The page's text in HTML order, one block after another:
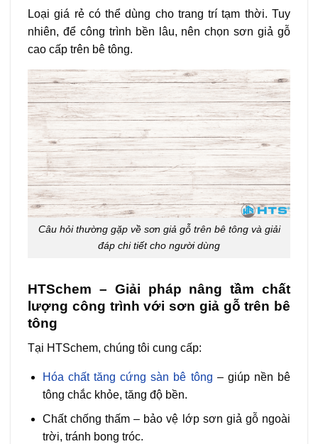
Loại giá rẻ có thể dùng cho trang trí tạm thời. Tuy
nhiên, để công trình bền lâu, nên chọn sơn giả gỗ
cao cấp trên bê tông.
Câu hỏi thường gặp về sơn giả gỗ trên bê tông và giải
đáp chi tiết cho người dùng
HTSchem – Giải pháp nâng tầm chất
lượng công trình với sơn giả gỗ trên bê
tông
Tại HTSchem, chúng tôi cung cấp:
Hóa chất tăng cứng sàn bê tông – giúp nền bê
tông chắc khỏe, tăng độ bền.
Chất chống thấm – bảo vệ lớp sơn giả gỗ ngoài
trời, tránh bong tróc.